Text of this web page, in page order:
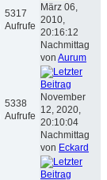
5317
Aufrufe
März 06,
2010,
20:16:12
Nachmittag
von Aurum
5338
Aufrufe
November
12, 2020,
20:10:04
Nachmittag
von Eckard